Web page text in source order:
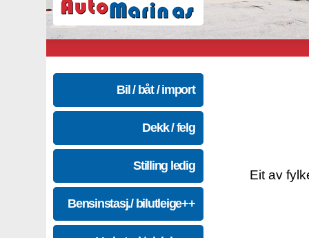
Bil / båt / import
Dekk / felg
Stilling ledig
Bensinstasj./ bilutleige++
Eit av